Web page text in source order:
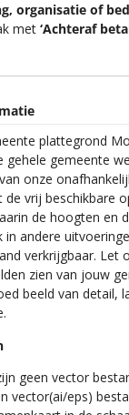
organisatie of
met ‘Achteraf
plattegrond
gehele gemeente
onze
vrij beschikbare
de hoogten en
in andere
verkrijgbaar. Let
zien van jouw
beeld van detail,
geen vector
vector(ai/eps)